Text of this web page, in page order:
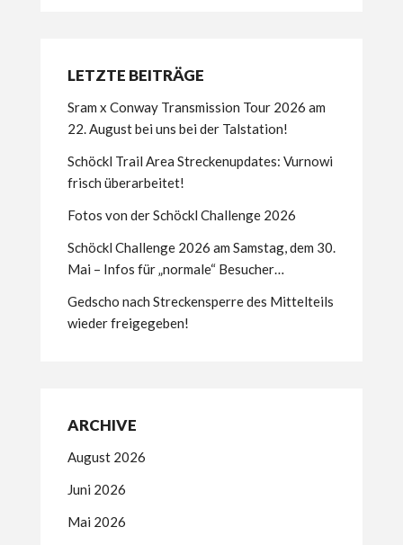
LETZTE BEITRÄGE
Sram x Conway Transmission Tour 2026 am
22. August bei uns bei der Talstation!
Schöckl Trail Area Streckenupdates: Vurnowi
frisch überarbeitet!
Fotos von der Schöckl Challenge 2026
Schöckl Challenge 2026 am Samstag, dem 30.
Mai – Infos für „normale“ Besucher…
Gedscho nach Streckensperre des Mittelteils
wieder freigegeben!
ARCHIVE
August 2026
Juni 2026
Mai 2026